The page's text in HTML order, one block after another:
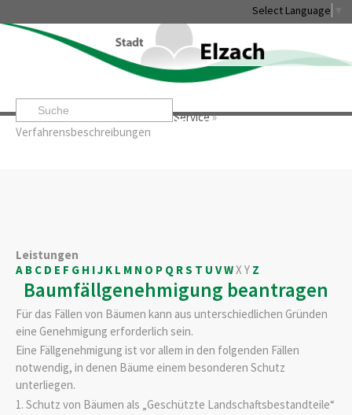
Select Language
Startseite» »Service»
Verfahrensbeschreibungen
Leben & Erleben Rathaus & Service
Leistungen
A B C D E F G H IJ K L M N O P Q RS T U VWXY Z
Baumfällgenehmigung beantragen
Für das Fällen von Bäumen kann aus unterschiedlichen Gründen
eine Genehmigung erforderlich sein.
Eine Fällgenehmigung ist vor allem in den folgenden Fällen
notwendig, in denen Bäume einem besonderen Schutz
unterliegen.
1. Schutz von Bäumen als „Geschützte Landschaftsbestandteile“